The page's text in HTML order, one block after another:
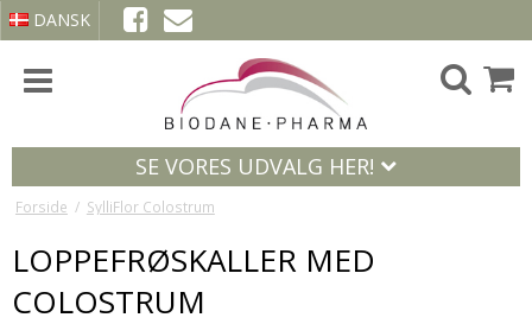
DANSK
SE VORES UDVALG HER!
Forside / SylliFlor Colostrum
LOPPEFRØSKALLER MED
COLOSTRUM